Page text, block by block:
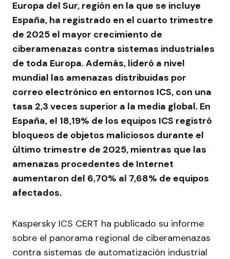
Europa del Sur, región en la que se incluye
España, ha registrado en el cuarto trimestre
de 2025 el mayor crecimiento de
ciberamenazas contra sistemas industriales
de toda Europa. Además, lideró a nivel
mundial las amenazas distribuidas por
correo electrónico en entornos ICS, con una
tasa 2,3 veces superior a la media global. En
España, el 18,19% de los equipos ICS registró
bloqueos de objetos maliciosos durante el
último trimestre de 2025, mientras que las
amenazas procedentes de Internet
aumentaron del 6,70% al 7,68% de equipos
afectados.
Kaspersky ICS CERT ha publicado su informe
sobre el panorama regional de ciberamenazas
contra sistemas de automatización industrial